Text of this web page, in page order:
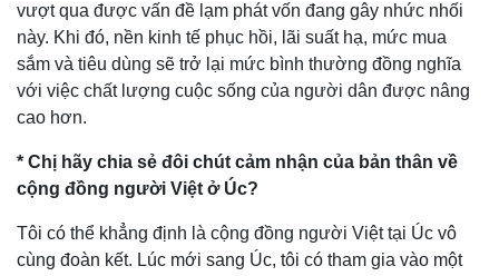
vượt qua được vấn đề lạm phát vốn đang gây nhức nhối
này. Khi đó, nền kinh tế phục hồi, lãi suất hạ, mức mua
sắm và tiêu dùng sẽ trở lại mức bình thường đồng nghĩa
với việc chất lượng cuộc sống của người dân được nâng
cao hơn.
* Chị hãy chia sẻ đôi chút cảm nhận của bản thân về
cộng đồng người Việt ở Úc?
Tôi có thể khẳng định là cộng đồng người Việt tại Úc vô
cùng đoàn kết. Lúc mới sang Úc, tôi có tham gia vào một